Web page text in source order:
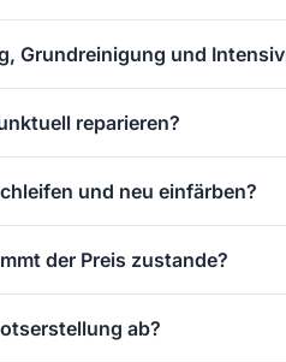
Grundreinigung und
reparieren?
und neu einfärben?
der Preis zustande?
ab?